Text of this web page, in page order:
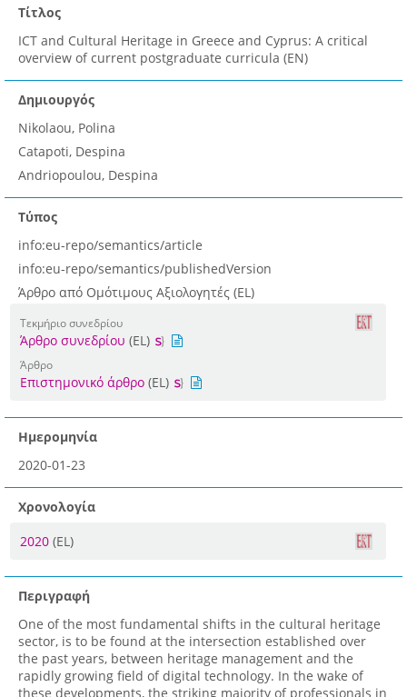
Τίτλος
ICT and Cultural Heritage in Greece and Cyprus: A critical
overview of current postgraduate curricula (EN)
Δημιουργός
Nikolaou, Polina
Catapoti, Despina
Andriopoulou, Despina
Τύπος
info:eu-repo/semantics/article
info:eu-repo/semantics/publishedVersion
Άρθρο από Ομότιμους Αξιολογητές (EL)
Τεκμήριο συνεδρίου
Άρθρο συνεδρίου (EL)
Άρθρο
Επιστημονικό άρθρο (EL)
Ημερομηνία
2020-01-23
Χρονολογία
2020 (EL)
Περιγραφή
One of the most fundamental shifts in the cultural heritage
sector, is to be found at the intersection established over
the past years, between heritage management and the
rapidly growing field of digital technology. In the wake of
these developments, the striking majority of professionals in